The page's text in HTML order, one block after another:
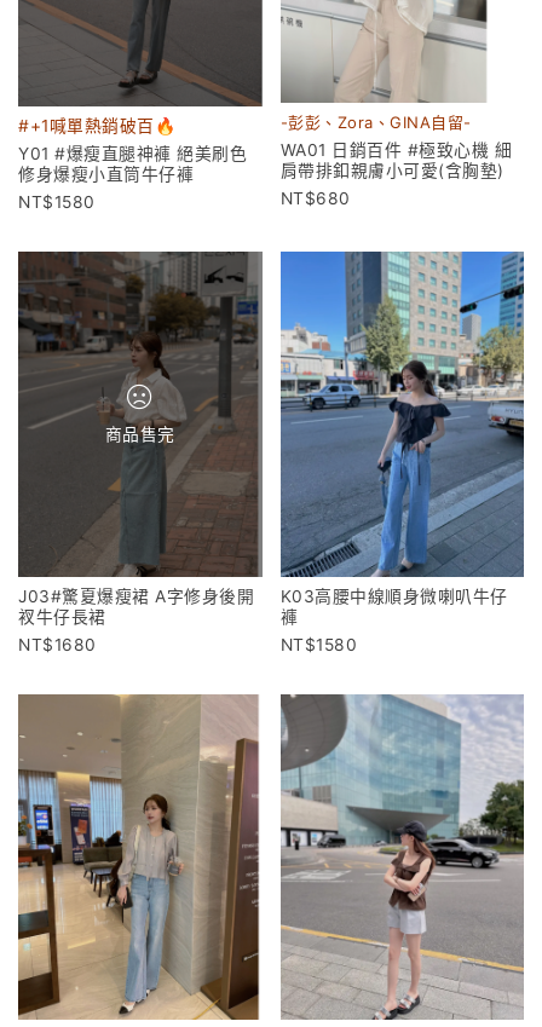
#+1喊單熱銷破百🔥
Y01 #爆瘦直腿神褲 絕美刷色
修身爆瘦小直筒牛仔褲
1580
-彭彭、Zora、GINA自留-
WA01 日銷百件 #極致心機 細
肩帶排釦親膚小可愛(含胸墊)
680
商品售完
J03#驚夏爆瘦裙 A字修身後開
衩牛仔長裙
1680
K03高腰中線順身微喇叭牛仔
褲
1580